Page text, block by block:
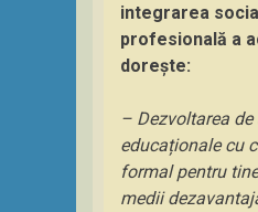
integrarea
profesională a
dorește:
– Dezvoltarea
educaționale cu
formal pentru
medii